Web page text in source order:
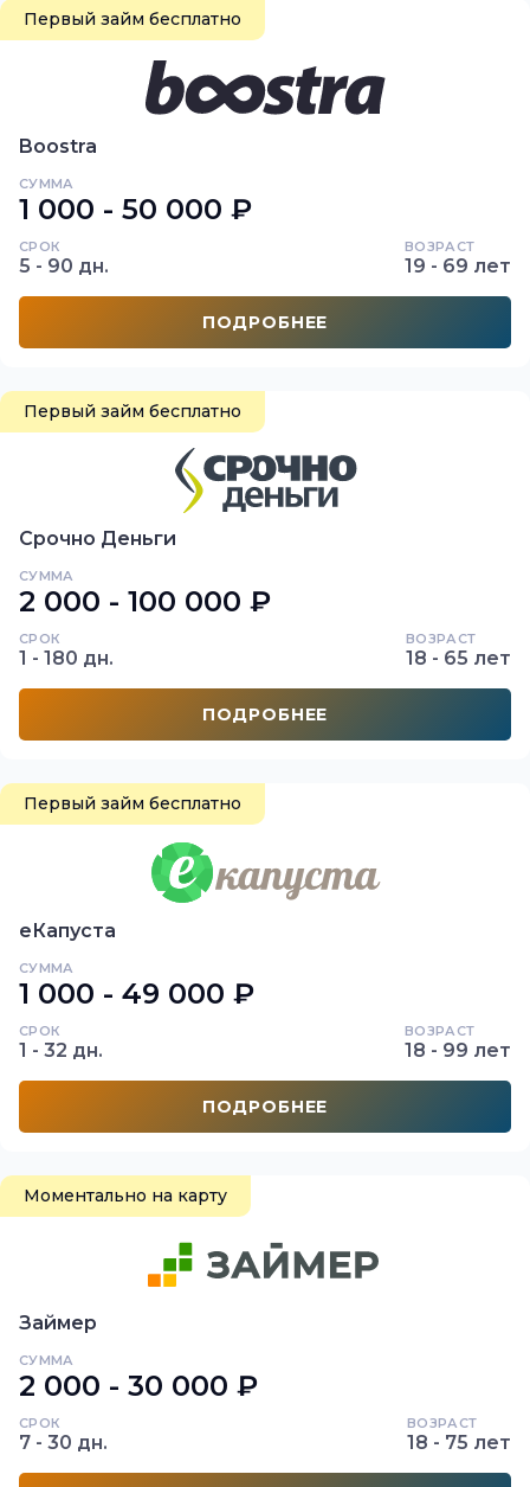
Первый займ бесплатно
Boostra
СУММА
1 000 - 50 000 ₽
СРОК
5 - 90 дн.
ВОЗРАСТ
19 - 69 лет
ПОДРОБНЕЕ
Первый займ бесплатно
Срочно Деньги
СУММА
2 000 - 100 000 ₽
СРОК
1 - 180 дн.
ВОЗРАСТ
18 - 65 лет
ПОДРОБНЕЕ
Первый займ бесплатно
еКапуста
СУММА
1 000 - 49 000 ₽
СРОК
1 - 32 дн.
ВОЗРАСТ
18 - 99 лет
ПОДРОБНЕЕ
Моментально на карту
Займер
СУММА
2 000 - 30 000 ₽
СРОК
7 - 30 дн.
ВОЗРАСТ
18 - 75 лет